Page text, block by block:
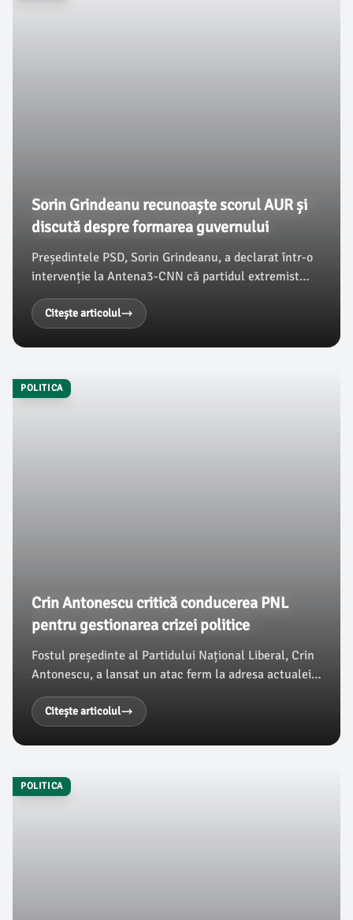
Sorin Grindeanu recunoaște scorul AUR și
discută despre formarea guvernului
Președintele PSD, Sorin Grindeanu, a declarat într-o
intervenție la Antena3-CNN că partidul extremist
AUR înregistrează cele mai mari scoruri în sondaje și
nu exclude o posibilă alianță pentru crearea unei
majorități parlamentare. Cu toate acestea, el
subliniază că AUR trebuie să clarifice aspecte care
anti-Ucraina promovate de liderul George Simion,
Citește articolul
POLITICA
Crin Antonescu critică conducerea PNL
pentru gestionarea crizei politice
Fostul președinte al Partidului Național Liberal, Crin
Antonescu, a lansat un atac ferm la adresa actualei
conduceri a partidului, acuzând-o de ineficiență în
gestionarea crizei politice actuale. Potrivit Mediafax,
Antonescu consideră că în PNL s-a format „un cult”
al lui Bolojan, care crede că ar putea obține o
Citește articolul
POLITICA